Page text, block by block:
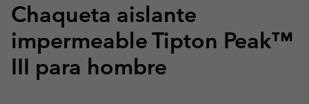
Chaqueta aislante
impermeable Tipton Peak™
III para hombre